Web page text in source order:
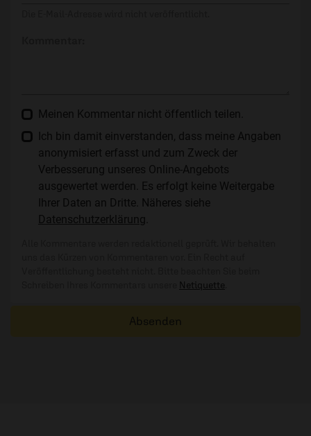
Meinen Kommentar nicht öffentlich teilen.
Ich bin damit einverstanden, dass meine Angaben
anonymisiert erfasst und zum Zweck der
Verbesserung unseres Online-Angebots
ausgewertet werden. Es erfolgt keine Weitergabe
Ihrer Daten an Dritte. Näheres siehe
Datenschutzerklärung
Netiquette
Absenden